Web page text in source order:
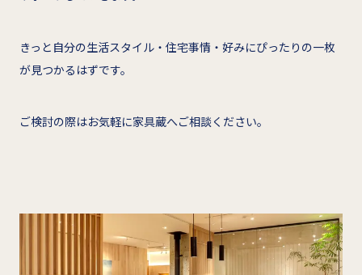
きっと自分の生活スタイル・住宅事情・好みにぴったりの一枚
が見つかるはずです。
ご検討の際はお気軽に家具蔵へご相談ください。